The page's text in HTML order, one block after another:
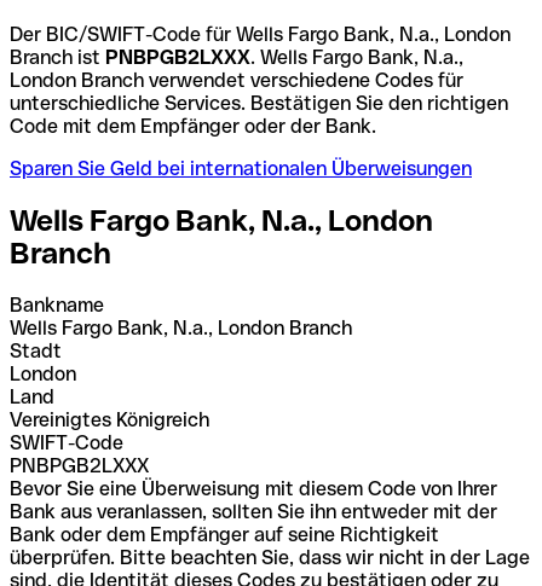
Der BIC/SWIFT-Code für Wells Fargo Bank, N.a., London
Branch ist PNBPGB2LXXX. Wells Fargo Bank, N.a.,
London Branch verwendet verschiedene Codes für
unterschiedliche Services. Bestätigen Sie den richtigen
Code mit dem Empfänger oder der Bank.
Sparen Sie Geld bei internationalen Überweisungen
Wells Fargo Bank, N.a., London
Branch
Bankname
Wells Fargo Bank, N.a., London Branch
Stadt
London
Land
Vereinigtes Königreich
SWIFT-Code
PNBPGB2LXXX
Bevor Sie eine Überweisung mit diesem Code von Ihrer
Bank aus veranlassen, sollten Sie ihn entweder mit der
Bank oder dem Empfänger auf seine Richtigkeit
überprüfen. Bitte beachten Sie, dass wir nicht in der Lage
sind, die Identität dieses Codes zu bestätigen oder zu